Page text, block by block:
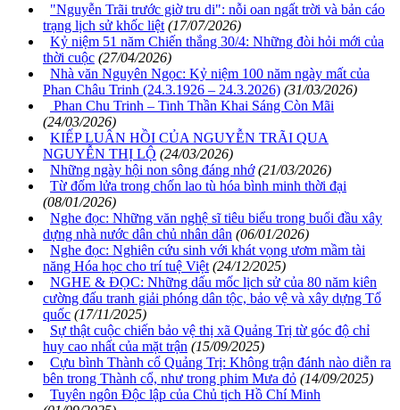
"Nguyễn Trãi trước giờ tru di": nỗi oan ngất trời và bản cáo
trạng lịch sử khốc liệt (17/07/2026)
Kỷ niệm 51 năm Chiến thắng 30/4: Những đòi hỏi mới của
thời cuộc (27/04/2026)
Nhà văn Nguyên Ngọc: Kỷ niệm 100 năm ngày mất của
Phan Châu Trinh (24.3.1926 – 24.3.2026) (31/03/2026)
Phan Chu Trinh – Tinh Thần Khai Sáng Còn Mãi
(24/03/2026)
KIẾP LUÂN HỒI CỦA NGUYỄN TRÃI QUA
NGUYỄN THỊ LỘ (24/03/2026)
Những ngày hội non sông đáng nhớ (21/03/2026)
Từ đốm lửa trong chốn lao tù hóa bình minh thời đại
(08/01/2026)
Nghe đọc: Những văn nghệ sĩ tiêu biểu trong buổi đầu xây
dựng nhà nước dân chủ nhân dân (06/01/2026)
Nghe đọc: Nghiên cứu sinh với khát vọng ươm mầm tài
năng Hóa học cho trí tuệ Việt (24/12/2025)
NGHE & ĐỌC: Những dấu mốc lịch sử của 80 năm kiên
cường đấu tranh giải phóng dân tộc, bảo vệ và xây dựng Tổ
quốc (17/11/2025)
Sự thật cuộc chiến bảo vệ thị xã Quảng Trị từ góc độ chỉ
huy cao nhất của mặt trận (15/09/2025)
Cựu bình Thành cổ Quảng Trị: Không trận đánh nào diễn ra
bên trong Thành cổ, như trong phim Mưa đỏ (14/09/2025)
Tuyên ngôn Độc lập của Chủ tịch Hồ Chí Minh